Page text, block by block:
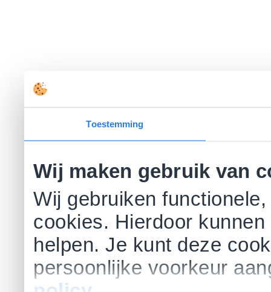
Toestemming
Wij maken gebruik van
Wij gebruiken
cookies. Hierdoor
helpen. Je kunt deze
persoonlijke voorkeur